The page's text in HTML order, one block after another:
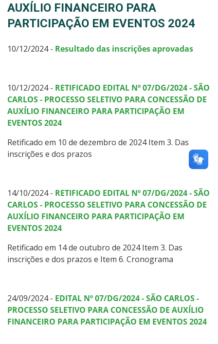
AUXÍLIO FINANCEIRO PARA
PARTICIPAÇÃO EM EVENTOS 2024
10/12/2024 - Resultado das inscrições aprovadas
10/12/2024 - RETIFICADO EDITAL Nº 07/DG/2024 - SÃO
CARLOS - PROCESSO SELETIVO PARA CONCESSÃO DE
AUXÍLIO FINANCEIRO PARA PARTICIPAÇÃO EM
EVENTOS 2024
Retificado em 10 de dezembro de 2024 Item 3. Das
inscrições e dos prazos
14/10/2024 - RETIFICADO EDITAL Nº 07/DG/2024 - SÃO
CARLOS - PROCESSO SELETIVO PARA CONCESSÃO DE
AUXÍLIO FINANCEIRO PARA PARTICIPAÇÃO EM
EVENTOS 2024
Retificado em 14 de outubro de 2024 Item 3. Das
inscrições e dos prazos e Item 6. Cronograma
24/09/2024 - EDITAL Nº 07/DG/2024 - SÃO CARLOS -
PROCESSO SELETIVO PARA CONCESSÃO DE AUXÍLIO
FINANCEIRO PARA PARTICIPAÇÃO EM EVENTOS 2024